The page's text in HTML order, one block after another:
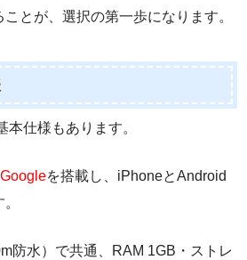
とが、選択の第一歩になります。
仕様もあります。
を搭載し、iPhoneとAndroid
防水）で共通、RAM 1GB・ストレ